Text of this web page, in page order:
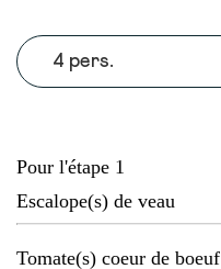
4 pers.
Pour l'étape 1
Escalope(s) de veau
Tomate(s) coeur de boeuf